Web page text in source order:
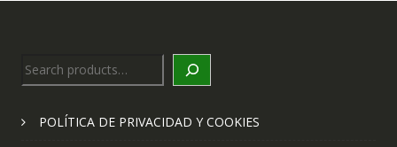
Search
POLÍTICA DE PRIVACIDAD Y COOKIES